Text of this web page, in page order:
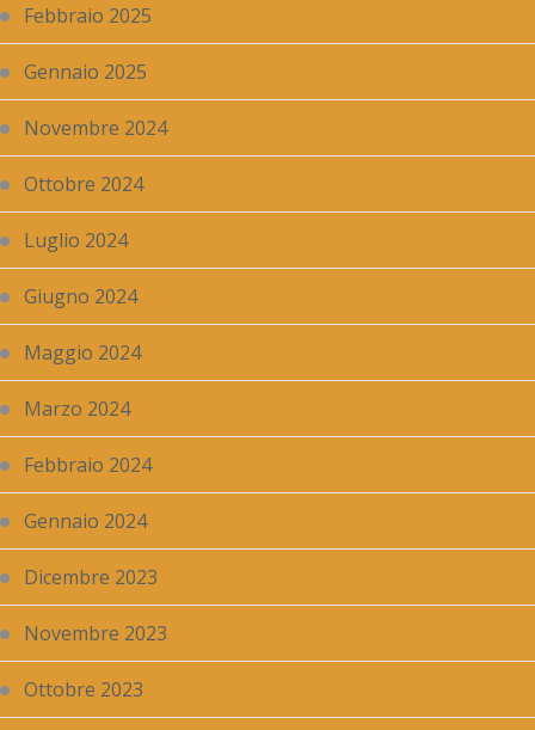
Febbraio 2025
Gennaio 2025
Novembre 2024
Ottobre 2024
Luglio 2024
Giugno 2024
Maggio 2024
Marzo 2024
Febbraio 2024
Gennaio 2024
Dicembre 2023
Novembre 2023
Ottobre 2023